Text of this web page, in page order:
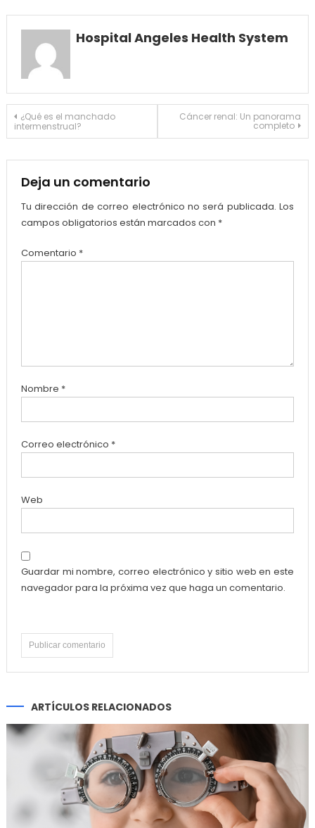
Hospital Angeles Health System
Navegación
de
¿Qué es el manchado
intermenstrual?
Cáncer renal: Un panorama
completo
Deja un comentario
Tu dirección de correo electrónico no será publicada. Los
campos obligatorios están marcados con *
Comentario *
Nombre *
Correo electrónico *
Web
Guardar mi nombre, correo electrónico y sitio web en este
navegador para la próxima vez que haga un comentario.
ARTÍCULOS RELACIONADOS